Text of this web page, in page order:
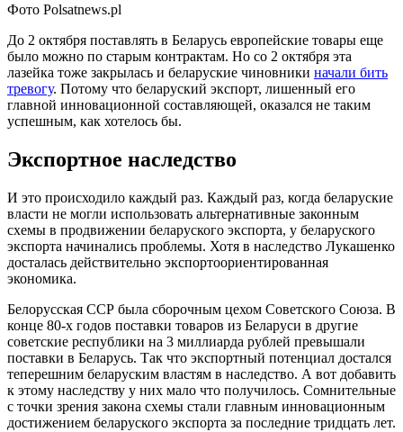
Фото Polsatnews.pl
До 2 октября поставлять в Беларусь европейские товары еще
было можно по старым контрактам. Но со 2 октября эта
лазейка тоже закрылась и беларуские чиновники начали бить
тревогу. Потому что беларуский экспорт, лишенный его
главной инновационной составляющей, оказался не таким
успешным, как хотелось бы.
Экспортное наследство
И это происходило каждый раз. Каждый раз, когда беларуские
власти не могли использовать альтернативные законным
схемы в продвижении беларуского экспорта, у беларуского
экспорта начинались проблемы. Хотя в наследство Лукашенко
досталась действительно экспортоориентированная
экономика.
Белорусская ССР была сборочным цехом Советского Союза. В
конце 80-х годов поставки товаров из Беларуси в другие
советские республики на 3 миллиарда рублей превышали
поставки в Беларусь. Так что экспортный потенциал достался
теперешним беларуским властям в наследство. А вот добавить
к этому наследству у них мало что получилось. Сомнительные
с точки зрения закона схемы стали главным инновационным
достижением беларуского экспорта за последние тридцать лет.